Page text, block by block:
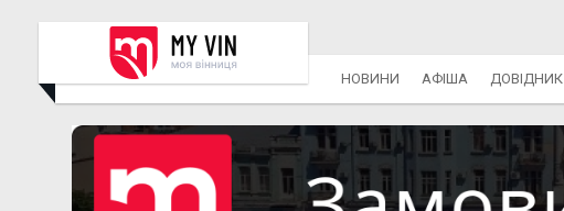
НОВИНИ АФІША ДОВІДНИК